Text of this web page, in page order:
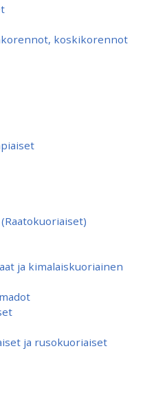
koskikorennot
ja kimalaiskuoriainen
ja rusokuoriaiset